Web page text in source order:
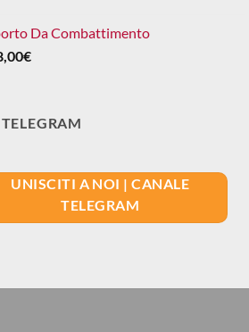
Da Combattimento
€
UNISCITI A NOI | CANALE
TELEGRAM